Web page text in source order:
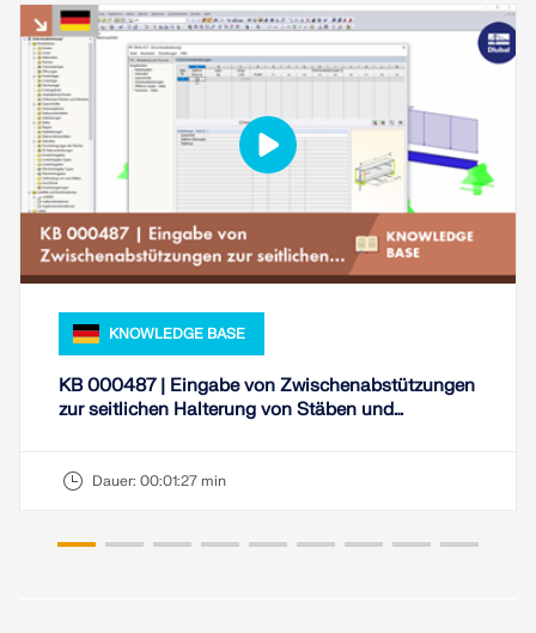
KNOWLEDGE BASE
KB 000487 | Eingabe von Zwischenabstützungen
zur seitlichen Halterung von Stäben und
Dauer: 00:01:27 min